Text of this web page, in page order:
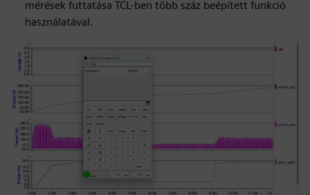
mérések futtatása TCL-ben több száz beépített funkció
használatával.